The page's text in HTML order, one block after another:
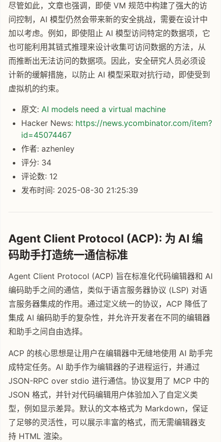
尽管如此，文章也强调，即使 VM 规范中构建了强大的访
问控制，AI 模型仍然会带来新的安全挑战，需要在设计中
加以考虑。例如，即使阻止 AI 模型访问特定的数据项，它
也可能利用其链式推理来设计收集可访问数据的方法，从
而推断出无法访问的数据项。因此，安全研究人员必须设
计新的缓解措施，以防止 AI 模型采取对抗行动，即使受到
虚拟机的约束。
原文: AI models need a virtual machine
Hacker News: https://news.ycombinator.com/item?
id=45074467
作者: azhenley
评分: 34
评论数: 12
发布时间: 2025-08-30 21:25:39
Agent Client Protocol (ACP): 为 AI 编
码助手打造统一通信标准
Agent Client Protocol (ACP) 旨在标准化代码编辑器和 AI
编码助手之间的通信，类似于语言服务器协议 (LSP) 对语
言服务器集成的作用。通过定义统一的协议，ACP 降低了
集成 AI 编码助手的复杂性，并允许开发者在不同的编辑器
和助手之间自由选择。
ACP 的核心思想是让用户在编辑器中无缝地使用 AI 助手完
成特定任务。AI 助手作为编辑器的子进程运行，并通过
JSON-RPC over stdio 进行通信。协议复用了 MCP 中的
JSON 格式，并针对代码编辑用户体验加入了自定义类
型，例如显示差异。默认的文本格式为 Markdown，保证
了足够的灵活性，可以展示丰富的格式，而无需编辑器支
持 HTML 渲染。